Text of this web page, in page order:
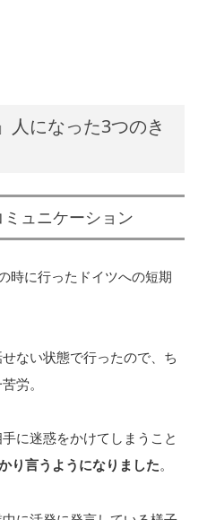
人になった3つのき
ュニケーション
時に行ったドイツへの短期
ない状態で行ったので、ち
労。
に迷惑をかけてしまうこと
り言うようになりました。